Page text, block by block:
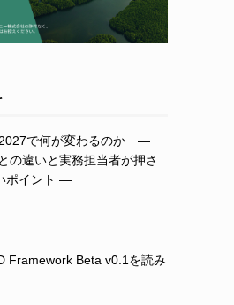
で何が変わるのか ―
の違いと実務担当者が押さ
ポイント ―
Framework Beta v0.1を読み